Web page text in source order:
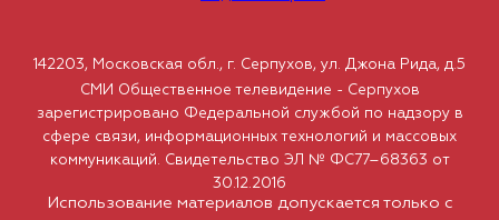
Использование материалов допускается только с
142203, Московская обл., г. Серпухов, ул. Джона Рида, д.5
СМИ Общественное телевидение - Серпухов
зарегистрировано Федеральной службой по надзору в
сфере связи, информационных технологий и массовых
коммуникаций. Свидетельство ЭЛ № ФС77–68363 от
30.12.2016